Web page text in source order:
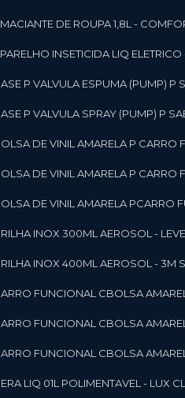
AMACIANTE DE ROUPA 1,8L -
APARELHO INSETICIDA LIQ
BASE P VALVULA ESPUMA (PUMP)
BASE P VALVULA SPRAY (PUMP) P
BOLSA DE VINIL AMARELA P
BOLSA DE VINIL AMARELA P
BOLSA DE VINIL AMARELA
BRILHA INOX 300ML AEROSOL -
BRILHA INOX 400ML AEROSOL - 3M
CARRO FUNCIONAL CBOLSA
CARRO FUNCIONAL CBOLSA
CARRO FUNCIONAL CBOLSA
CERA LIQ 01L POLIMENTAVEL - LUX